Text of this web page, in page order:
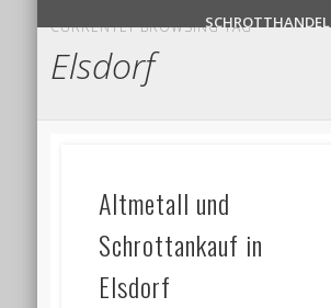
SCHROTTHANDEL
CURRENTLY BROWSING TAG
Elsdorf
Altmetall und
Schrottankauf in
Elsdorf